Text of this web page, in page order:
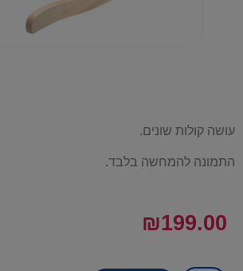
עושה קולות שונים.
התמונה להמחשה בלבד.
₪199.00